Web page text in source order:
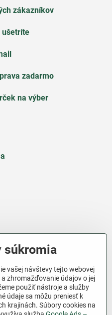
zákazníkov
ušetríte
zadarmo
na výber
dotácií​. Fungujeme len
súkromia
vašej návštevy tejto webovej
zhromažďovanie údajov o jej
použiť nástroje a služby
údaje sa môžu preniesť k
krajinách. Súbory cookies na